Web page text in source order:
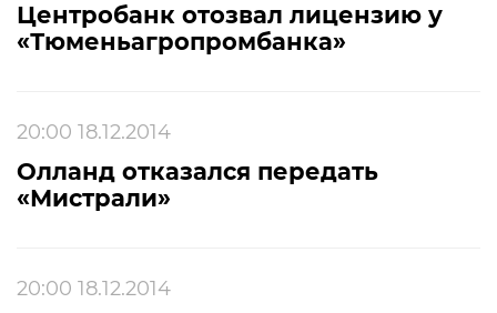
Центробанк отозвал лицензию у
«Тюменьагропромбанка»
20:00 18.12.2014
Олланд отказался передать
«Мистрали»
20:00 18.12.2014